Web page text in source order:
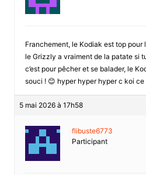
Franchement, le Kodiak est top pour
le Grizzly a vraiment de la patate si
c’est pour pêcher et se balader, le
souci ! 😊 hyper hyper hyper c koi ce
5 mai 2026 à 17h58
flibuste6773
Participant